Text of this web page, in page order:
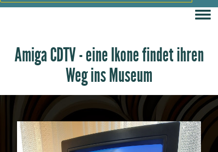
Amiga CDTV - eine Ikone findet ihren
Weg ins Museum